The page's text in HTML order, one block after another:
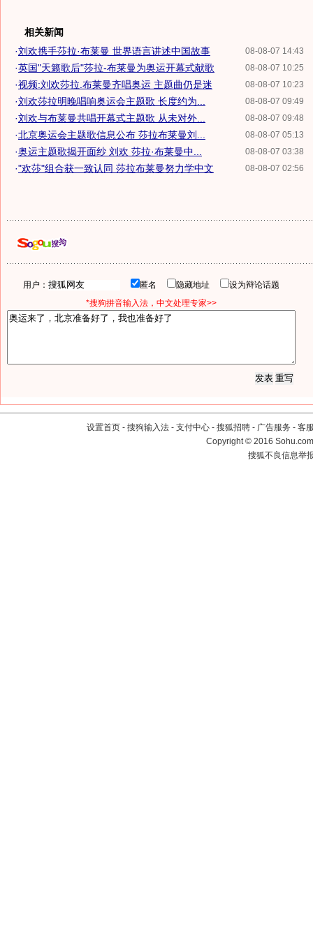
相关新闻
08-08-07 14:43
·刘欢携手莎拉·布莱曼 世界语言讲述中国故事
08-08-07 10:25
·英国"天籁歌后"莎拉-布莱曼为奥运开幕式献歌
08-08-07 10:23
·视频:刘欢莎拉.布莱曼齐唱奥运 主题曲仍是迷
08-08-07 09:49
·刘欢莎拉明晚唱响奥运会主题歌 长度约为...
08-08-07 09:48
·刘欢与布莱曼共唱开幕式主题歌 从未对外...
08-08-07 05:13
·北京奥运会主题歌信息公布 莎拉布莱曼刘...
08-08-07 03:38
·奥运主题歌揭开面纱 刘欢 莎拉·布莱曼中...
08-08-07 02:56
·"欢莎"组合获一致认同 莎拉布莱曼努力学中文
用户： 匿名 隐藏地址
设为辩论话题
*搜狗拼音输入法，中文处理专家>>
设置首页 - 搜狗输入法 - 支付中心 - 搜狐招聘 - 广告服务 - 客
Copyright©2016
搜狐不良信息举